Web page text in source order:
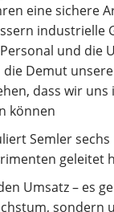
eine sichere
industrielle
und die
Demut
dass wir
können
Semler
geleitet
Umsatz – es
sondern